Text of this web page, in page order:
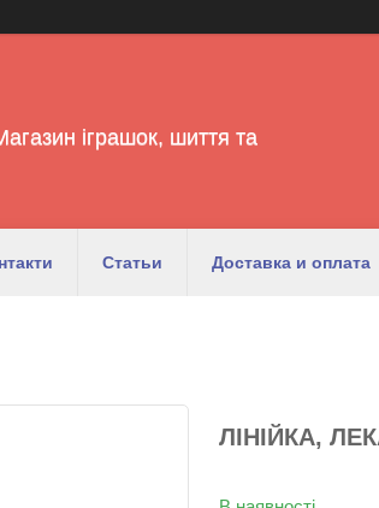
іграшок, шиття та
Статьи Доставка и оплата
ЛІНІЙКА,